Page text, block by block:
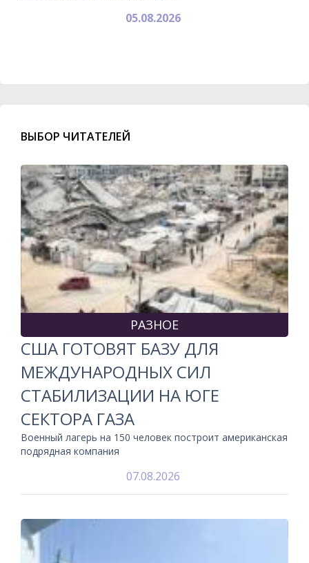
05.08.2026
ВЫБОР ЧИТАТЕЛЕЙ
РАЗНОЕ
США ГОТОВЯТ БАЗУ ДЛЯ
МЕЖДУНАРОДНЫХ СИЛ
СТАБИЛИЗАЦИИ НА ЮГЕ
СЕКТОРА ГАЗА
Военный лагерь на 150 человек построит американская
подрядная компания
07.08.2026